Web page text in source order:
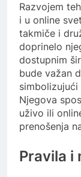
Razvojem
i u online
takmiče i
doprinelo
dostupnim
bude važan
Njegova
uživo ili
prenošenja
Pravila i